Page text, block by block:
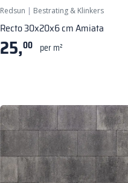
Redsun | Bestrating & Klinkers
Recto 30x20x6 cm Amiata
25,00 per m²